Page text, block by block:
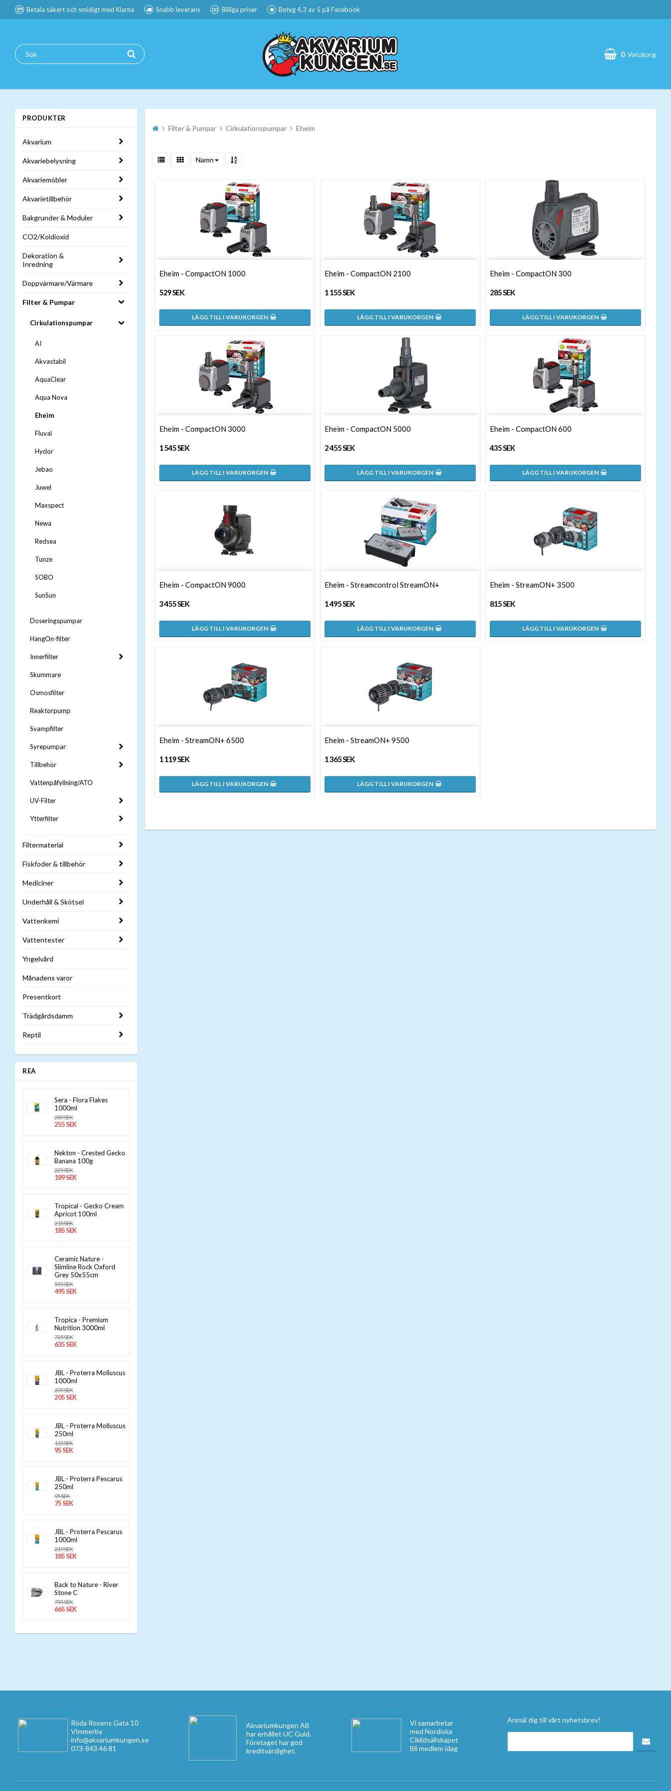
Betala säkert och smidigt med Klarna Snabb leverans Billiga priser Betyg 4,3 av 5 på Facebook
0 Varukorg
PRODUKTER
Akvarium
Akvariebelysning
Akvariemöbler
Akvarietillbehör
Bakgrunder & Moduler
CO2/Koldioxid
Dekoration &
Inredning
Doppvärmare/Värmare
Filter & Pumpar
Cirkulationspumpar
AI
Akvastabil
AquaClear
Aqua Nova
Eheim
Fluval
Hydor
Jebao
Juwel
Maxspect
Newa
Redsea
Tunze
SOBO
SunSun
Doseringspumpar
HangOn-filter
Innerfilter
Skummare
Osmosfilter
Reaktorpump
Svampfilter
Syrepumpar
Tillbehör
Vattenpåfyllning/ATO
UV-Filter
Ytterfilter
Filtermaterial
Fiskfoder & tillbehör
Mediciner
Underhåll & Skötsel
Vattenkemi
Vattentester
Yngelvård
Månadens varor
Presentkort
Trädgårdsdamm
Reptil
REA
Sera - Flora Flakes
1000ml
289 SEK
255 SEK
Nekton - Crested Gecko
Banana 100g
225 SEK
189 SEK
Tropical - Gecko Cream
Apricot 100ml
215 SEK
185 SEK
Ceramic Nature -
Slimline Rock Oxford
Grey 50x55cm
555 SEK
495 SEK
Tropica - Premium
Nutrition 3000ml
725 SEK
635 SEK
JBL - Proterra Molluscus
1000ml
235 SEK
205 SEK
JBL - Proterra Molluscus
250ml
115 SEK
95 SEK
JBL - Proterra Pescarus
250ml
95 SEK
75 SEK
JBL - Proterra Pescarus
1000ml
219 SEK
185 SEK
Back to Nature - River
Stone C
735 SEK
665 SEK
Filter & Pumpar Cirkulationspumpar Eheim
Namn
Eheim - CompactON 1000
529 SEK
LÄGG TILL I VARUKORGEN
Eheim - CompactON 2100
1 155 SEK
LÄGG TILL I VARUKORGEN
Eheim - CompactON 300
285 SEK
LÄGG TILL I VARUKORGEN
Eheim - CompactON 3000
1 545 SEK
LÄGG TILL I VARUKORGEN
Eheim - CompactON 5000
2 455 SEK
LÄGG TILL I VARUKORGEN
Eheim - CompactON 600
435 SEK
LÄGG TILL I VARUKORGEN
Eheim - CompactON 9000
3 455 SEK
LÄGG TILL I VARUKORGEN
Eheim - Streamcontrol StreamON+
1 495 SEK
LÄGG TILL I VARUKORGEN
Eheim - StreamON+ 3500
815 SEK
LÄGG TILL I VARUKORGEN
Eheim - StreamON+ 6500
1 119 SEK
LÄGG TILL I VARUKORGEN
Eheim - StreamON+ 9500
1 365 SEK
LÄGG TILL I VARUKORGEN
Röda Rosens Gata 10
Vimmerby
info@akvariumkungen.se
073-843 46 81
Akvariumkungen AB
har erhållet UC Guld.
Företaget har god
kreditvärdighet.
Vi samarbetar
med Nordiska
Ciklidsällskapet
Bli medlem idag
Anmäl dig till vårt nyhetsbrev!